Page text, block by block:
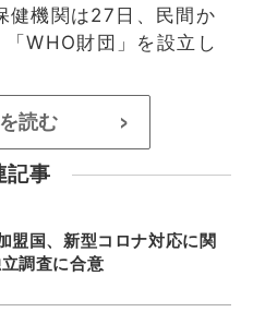
健機関は27日、民間か
WHO財団」を設立し
読む >
記事
盟国、新型コロナ対応に関
調査に合意